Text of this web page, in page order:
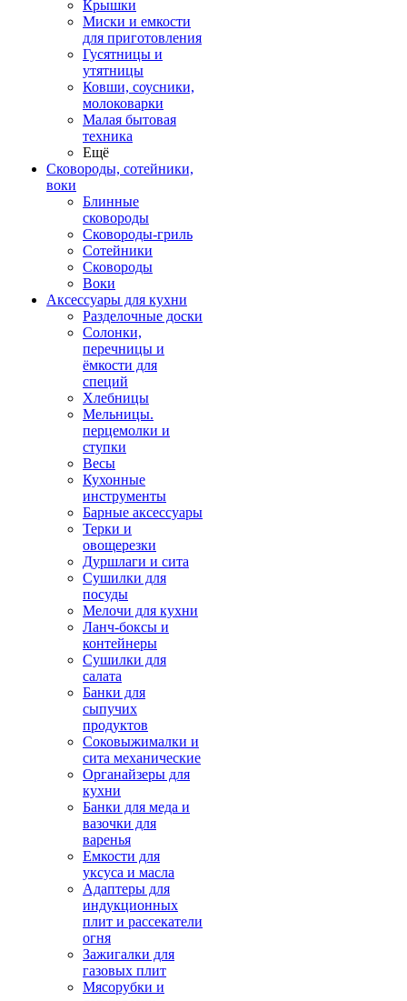
Крышки
Миски и емкости
для приготовления
Гусятницы и
утятницы
Ковши, соусники,
молоковарки
Малая бытовая
техника
Ещё
Сковороды, сотейники,
воки
Блинные
сковороды
Сковороды-гриль
Сотейники
Сковороды
Воки
Аксессуары для кухни
Разделочные доски
Солонки,
перечницы и
ёмкости для
специй
Хлебницы
Мельницы.
перцемолки и
ступки
Весы
Кухонные
инструменты
Барные аксессуары
Терки и
овощерезки
Дуршлаги и сита
Сушилки для
посуды
Мелочи для кухни
Ланч-боксы и
контейнеры
Сушилки для
салата
Банки для
сыпучих
продуктов
Соковыжималки и
сита механические
Органайзеры для
кухни
Банки для меда и
вазочки для
варенья
Емкости для
уксуса и масла
Адаптеры для
индукционных
плит и рассекатели
огня
Зажигалки для
газовых плит
Мясорубки и